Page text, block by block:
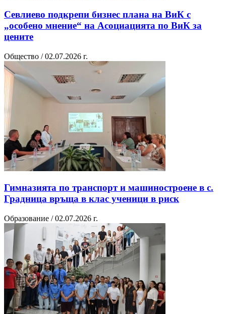
Севлиево подкрепи бизнес плана на ВиК с
„особено мнение“ на Асоциацията по ВиК за
цените
Общество / 02.07.2026 г.
Гимназията по транспорт и машиностроене в с.
Градница връща в клас ученици в риск
Образование / 02.07.2026 г.